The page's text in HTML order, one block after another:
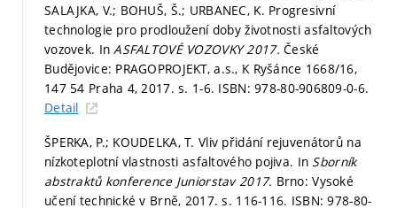
SALAJKA, V.; BOHUŠ, Š.; URBANEC, K. Progresivní
technologie pro prodloužení doby životnosti asfaltových
vozovek. InASFALTOVÉ VOZOVKY 2017.České
Budějovice: PRAGOPROJEKT, a.s., K Ryšánce 1668/16,
147 54 Praha 4, 2017.s. 1-6. ISBN: 978-80-906809-0-6.
Detail
ŠPERKA, P.; KOUDELKA, T. Vliv přidání rejuvenátorů na
nízkoteplotní vlastnosti asfaltového pojiva. In Sborník
abstraktů konference Juniorstav 2017. Brno: Vysoké
učení technické v Brně, 2017.s. 116-116. ISBN: 978-80-